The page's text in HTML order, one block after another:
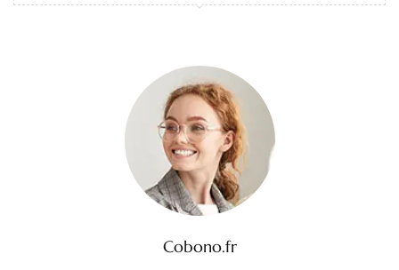
Cobono.fr